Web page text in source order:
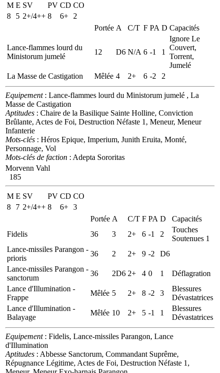
M E SV PV CD CO
8
5 2+/4++ 8 6+
2
Portée A C/T F PA D Capacités
Lance-flammes lourd du
Ministorum jumelé
12 D6 N/A 6 -1 1
Ignore Le
Couvert,
Torrent,
Jumelé
La Masse de Castigation
Mêlée 4 2+ 6 -2 2
Equipement: Lance-flammes lourd du Ministorum jumelé , La
Masse de Castigation
Aptitudes : Chaire de la Basilique Sainte Holline, Conviction
Brûlante, Actes de Foi, Destruction Néfaste 1, Meneur, Meneur
Infanterie
Mots-clés : Héros Epique, Imperium, Junith Eruita, Monté,
Personnage, Vol
Mots-clés de faction : Adepta Sororitas
Morvenn Vahl
185
M E SV PV CD CO
8
7 2+/4++ 8 6+ 3
Portée A C/T F PA D
Capacités
Fidelis
36 3 2+ 6 -1 2
Touches
Soutenues 1
Lance-missiles Parangon -
prioris
36 2 2+ 9 -2
D6
Lance-missiles Parangon -
sanctorum
36 2D6 2+ 4 0 1
Déflagration
Lance d'Illumination -
Frappe
Mêlée 5 2+ 8 -2 3
Blessures
Dévastatrices
Lance d'Illumination -
Balayage
Mêlée 10 2+ 5 -1 1
Blessures
Dévastatrices
Equipement: Fidelis, Lance-missiles Parangon, Lance
d'Illumination
Aptitudes : Abbesse Sanctorum, Commandant Suprême,
Répugnance Légitime, Actes de Foi, Destruction Néfaste 1,